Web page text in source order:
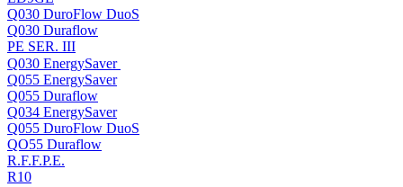
Q030 DuroFlow DuoS
Q030 Duraflow
PE SER. III
Q030 EnergySaver
Q055 EnergySaver
Q055 Duraflow
Q034 EnergySaver
Q055 DuroFlow DuoS
QO55 Duraflow
R.F.F.P.E.
R10